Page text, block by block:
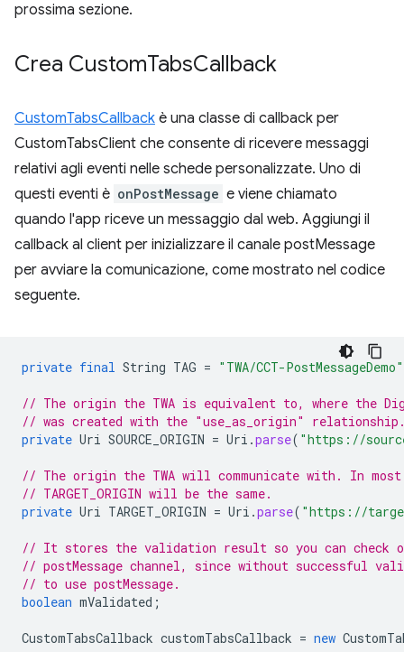
prossima sezione.
Crea CustomTabsCallback
CustomTabsCallback è una classe di callback per
CustomTabsClient che consente di ricevere messaggi
relativi agli eventi nelle schede personalizzate. Uno di
questi eventi è onPostMessage e viene chiamato
quando l'app riceve un messaggio dal web. Aggiungi il
callback al client per inizializzare il canale postMessage
per avviare la comunicazione, come mostrato nel codice
seguente.
private final String TAG = "TWA/CCT-PostMessageDemo"
// The origin the TWA is equivalent to, where the
// was created with the "use_as_origin"
private Uri SOURCE_ORIGIN = Uri .parse( "https://
// The origin the TWA will communicate with. In most
// TARGET_ORIGIN will be the same.
private Uri TARGET_ORIGIN = Uri .parse( "https://
// It stores the validation result so you can check
// postMessage channel, since without successful
// to use postMessage.
boolean mValidated ;
CustomTabsCallback customTabsCallback = new